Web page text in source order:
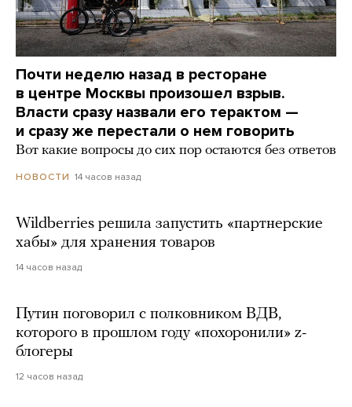
Почти неделю назад в ресторане
в центре Москвы произошел взрыв.
Власти сразу назвали его терактом —
и сразу же перестали о нем говорить
Вот какие вопросы до сих пор остаются без ответов
НОВОСТИ 14 часов назад
Wildberries решила запустить «партнерские
хабы» для хранения товаров
14 часов назад
Путин поговорил с полковником ВДВ,
которого в прошлом году «похоронили» z-
блогеры
12 часов назад